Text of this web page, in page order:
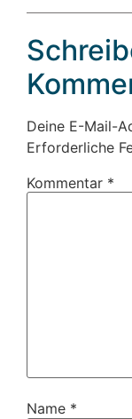
Deine E-Mail-
Erforderliche
Kommentar *
Name *